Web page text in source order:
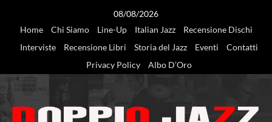
08/08/2026
Home
Chi Siamo Line-Up Italian Jazz
Recensione Dischi
Interviste
Recensione Libri Storia del Jazz Eventi
Contatti
Privacy Policy
Albo D’Oro